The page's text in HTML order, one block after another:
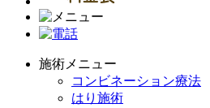
施術メニュー
コンビネーション療法
はり施術